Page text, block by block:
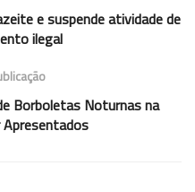
e suspende atividade de
ilegal
Borboletas Noturnas na
Apresentados